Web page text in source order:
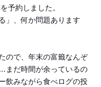
予約しました。
」、何か問題あります
ので、年末の富籤なんぞ
まだ時間が余っているの
飲みながら食べログの投